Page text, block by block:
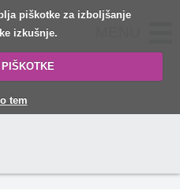
piškotke za izboljšanje
izkušnje.
tem